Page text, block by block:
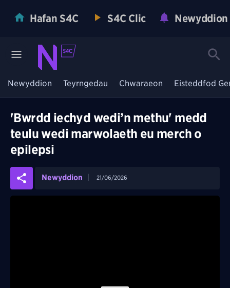
Hafan S4C S4C Clic Newyddion
Newyddion Teyrngedau Chwaraeon Eisteddfod
'Bwrdd iechyd wedi’n methu' medd
teulu wedi marwolaeth eu merch o
epilepsi
Newyddion 21/06/2026